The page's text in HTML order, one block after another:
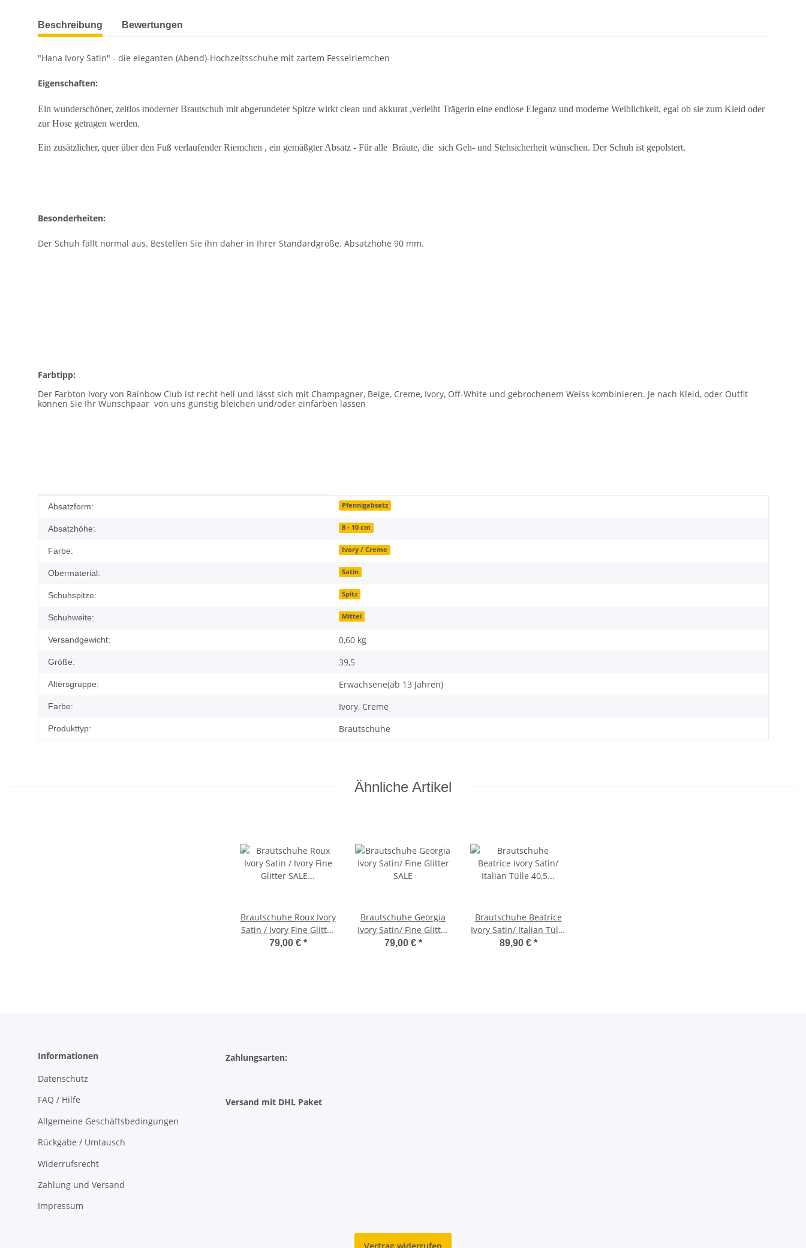
weitere Registerkarten anzeigen
Beschreibung Bewertungen
"Hana Ivory Satin" - die eleganten (Abend)-Hochzeitsschuhe mit zartem Fesselriemchen
Eigenschaften:
Ein wunderschöner, zeitlos moderner Brautschuh mit abgerundeter Spitze wirkt clean und akkurat ,verleiht Trägerin eine endlose Eleganz und moderne Weiblichkeit, egal ob sie zum Kleid oder
zur Hose getragen werden.
Ein zusätzlicher, quer über den Fuß verlaufender Riemchen , ein gemäßgter Absatz - Für alle Bräute, die sich Geh- und Stehsicherheit wünschen. Der Schuh ist gepolstert.
Besonderheiten:
Der Schuh fällt normal aus. Bestellen Sie ihn daher in Ihrer Standardgröße. Absatzhöhe 90 mm.
Farbtipp:
Der Farbton Ivory von Rainbow Club ist recht hell und lässt sich mit Champagner, Beige, Creme, Ivory, Off-White und gebrochenem Weiss kombinieren. Je nach Kleid, oder Outfit
können Sie Ihr Wunschpaar von uns günstig bleichen und/oder einfärben lassen
Produkteigenschaft
Wert
Absatzform: Pfennigabsatz
Absatzhöhe: 8 - 10 cm
Farbe: Ivory / Creme
Obermaterial: Satin
Schuhspitze: Spitz
Schuhweite: Mittel
Versandgewicht: 0,60 kg
Größe: 39,5
Altersgruppe: Erwachsene(ab 13 Jahren)
Farbe: Ivory, Creme
Produkttyp: Brautschuhe
Ähnliche Artikel
Brautschuhe Roux Ivory
Satin / Ivory Fine Glitter
SALE 36,5 Gr
79,00 € *
Brautschuhe Georgia
Ivory Satin/ Fine Glitter
SALE
79,00 € *
Brautschuhe Beatrice
Ivory Satin/ Italian Tülle
40,5 sale
89,90 € *
Informationen
Datenschutz
FAQ / Hilfe
Allgemeine Geschäftsbedingungen
Rückgabe / Umtausch
Widerrufsrecht
Zahlung und Versand
Impressum
Zahlungsarten:
Versand mit DHL Paket